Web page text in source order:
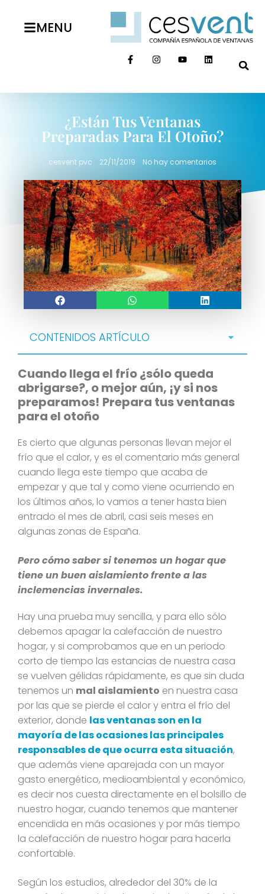
MENU
¿Están Tus Ventanas
Preparadas Para El Otoño?
cesvent pvc 22/11/2019 No hay comentarios
CONTENIDOS ARTÍCULO
Cuando llega el frío ¿sólo queda
abrigarse?, o mejor aún, ¡y si nos
preparamos! Prepara tus ventanas
para el otoño
Es cierto que algunas personas llevan mejor el
frío que el calor, y es el comentario más general
cuando llega este tiempo que acaba de
empezar y que tal y como viene ocurriendo en
los últimos años, lo vamos a tener hasta bien
entrado el mes de abril, casi seis meses en
algunas zonas de España.
Pero cómo saber si tenemos un hogar que
tiene un buen aislamiento frente a las
inclemencias invernales.
Hay una prueba muy sencilla, y para ello sólo
debemos apagar la calefacción de nuestro
hogar, y si comprobamos que en un periodo
corto de tiempo las estancias de nuestra casa
se vuelven gélidas rápidamente, es que sin duda
tenemos un mal aislamiento en nuestra casa
por las que se pierde el calor y entra el frío del
exterior, donde las ventanas son en la
mayoría de las ocasiones las principales
responsables de que ocurra esta situación,
que además viene aparejada con un mayor
gasto energético, medioambiental y económico,
es decir nos cuesta directamente en el bolsillo de
nuestro hogar, cuando tenemos que mantener
encendida en más ocasiones y por más tiempo
la calefacción de nuestro hogar para hacerla
confortable.
Según los estudios, alrededor del 30% de la